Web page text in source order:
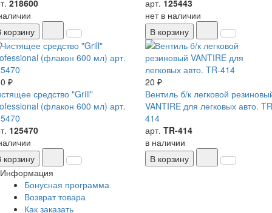
218600
корзину
арт. 125443
нет в наличии
В корзину
₽
средство "Grill"
(флакон 600 мл) арт.
125470
корзину
20 ₽
Вентиль б/к легковой
VANTIRE для легковых авто.
414
арт. TR-414
в наличии
В корзину
Информация
Бонусная программа
Возврат товара
Как заказать